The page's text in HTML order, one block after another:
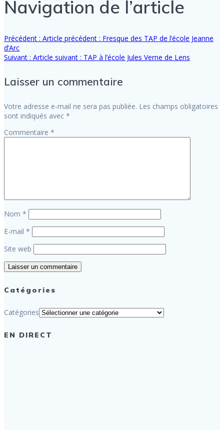
Navigation de l’article
Précédent : Article précédent : Fresque des TAP de l’école Jeanne
d’Arc
Suivant : Article suivant : TAP à l’école Jules Verne de Lens
Laisser un commentaire
Votre adresse e-mail ne sera pas publiée. Les champs obligatoires
sont indiqués avec *
Commentaire *
Nom *
E-mail *
Site web
Catégories
Catégories
EN DIRECT